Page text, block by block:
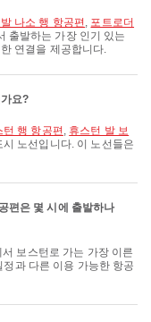
나소 행 항공편 , 포트로더
출발하는 가장 인기 있는
연결을 제공합니다.
요?
행 항공편 , 휴스턴 발 보
노선입니다. 이 노선들은
편은 몇 시에 출발하나
과 다른 이용 가능한 항공